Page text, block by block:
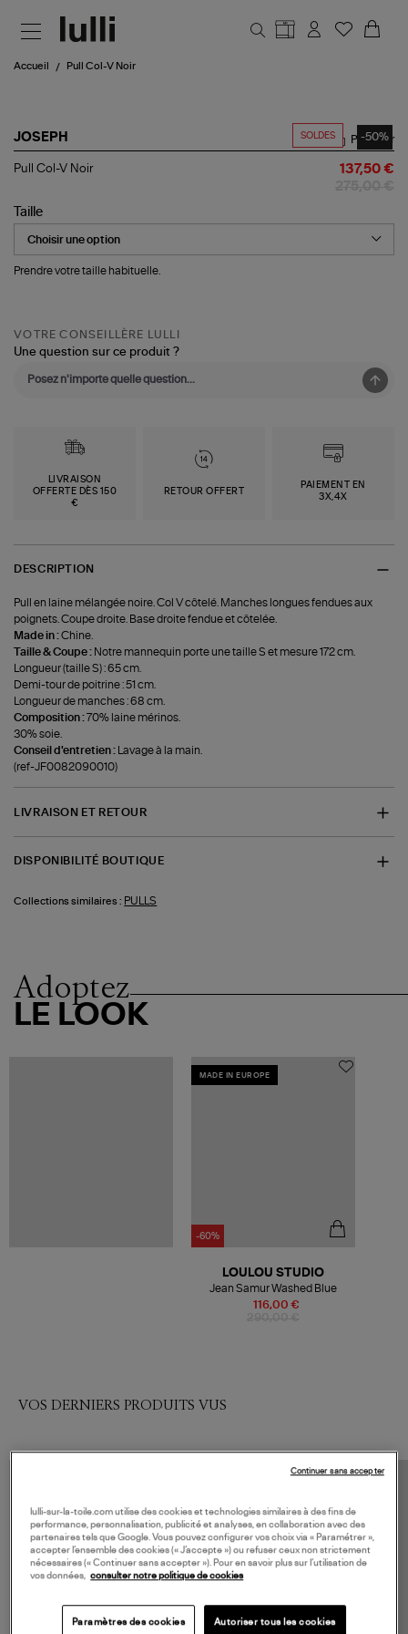
Accueil Pull Col-V Noir
SOLDES -50%
JOSEPH
Pull
Noir
Partager
Pull Col-V Noir 137,50 €
Taille
Prendre votre taille habituelle.
VOTRE CONSEILLÈRE LULLI
Une question sur ce produit ?
LIVRAISON
OFFERTE DÈS 150
€
RETOUR OFFERT
PAIEMENT EN
3X,4X
DESCRIPTION
Pull en laine mélangée noire. Col V côtelé. Manches longues fendues aux
poignets. Coupe droite. Base droite fendue et côtelée.
Made in :Chine.
Taille & Coupe : Notre mannequin porte une taille S et mesure 172 cm.
Longueur (taille S) : 65 cm.
Demi-tour de poitrine : 51 cm.
Longueur de manches : 68 cm.
Composition :70% laine mérinos.
30% soie.
Conseil d'entretien :
Lavage à la main.
(ref-JF0082090010)
LIVRAISON ET RETOUR
DISPONIBILITÉ BOUTIQUE
Collections similaires : PULLS
Adoptez
LE LOOK
MADE IN EUROPE
-60%
116,00 €
LOULOU STUDIO
Jean Samur Washed Blue
VOS DERNIERS PRODUITS VUS
lulli-sur-la-toile.com utilise des cookies et technologies similaires à des fins de
performance, personnalisation, publicité et analyses, en collaboration avec des
partenaires tels que Google. Vous pouvez configurer vos choix via « Paramétrer »,
accepter l’ensemble des cookies (« J’accepte ») ou refuser ceux non strictement
nécessaires (« Continuer sans accepter »). Pour en savoir plus sur l’utilisation de
vos données, consulter notre politique de cookies
Paramètres des cookies Autoriser tous les cookies
Continuer sans accepter